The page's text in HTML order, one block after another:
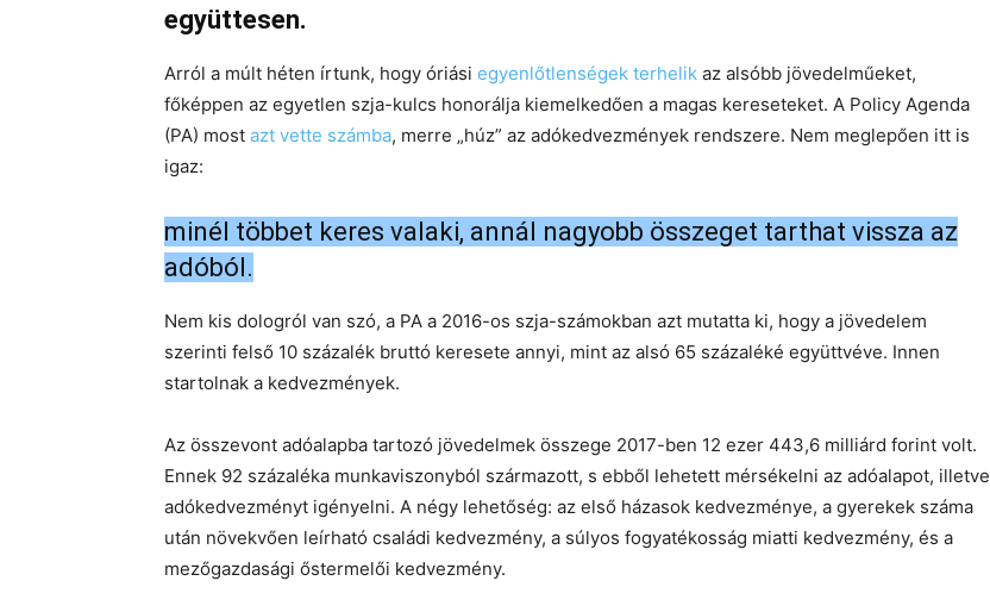
együttesen.
Arról a múlt héten írtunk, hogy óriási egyenlőtlenségek terhelik az alsóbb jövedelműeket,
főképpen az egyetlen szja-kulcs honorálja kiemelkedően a magas kereseteket. A Policy Agenda
(PA) most azt vette számba, merre „húz” az adókedvezmények rendszere. Nem meglepően itt is
igaz:
minél többet keres valaki, annál nagyobb összeget tarthat vissza az
adóból.
Nem kis dologról van szó, a PA a 2016-os szja-számokban azt mutatta ki, hogy a jövedelem
szerinti felső 10 százalék bruttó keresete annyi, mint az alsó 65 százaléké együttvéve. Innen
startolnak a kedvezmények.
Az összevont adóalapba tartozó jövedelmek összege 2017-ben 12 ezer 443,6 milliárd forint volt.
Ennek 92 százaléka munkaviszonyból származott, s ebből lehetett mérsékelni az adóalapot, illetve
adókedvezményt igényelni. A négy lehetőség: az első házasok kedvezménye, a gyerekek száma
után növekvően leírható családi kedvezmény, a súlyos fogyatékosság miatti kedvezmény, és a
mezőgazdasági őstermelői kedvezmény.